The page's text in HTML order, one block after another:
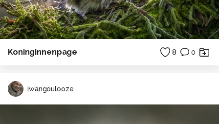
Koninginnenpage 8 0
iwangoulooze